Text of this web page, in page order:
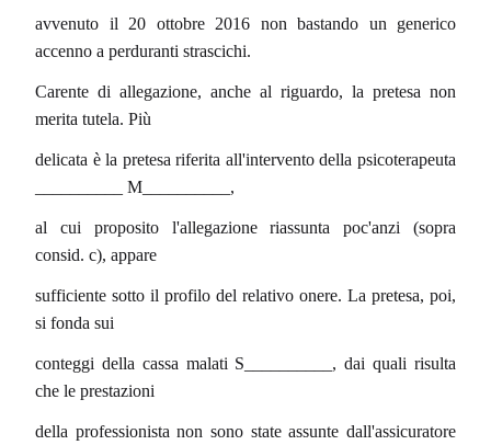
avvenuto il 20 ottobre 2016 non bastando un generico
accenno a perduranti strascichi.
Carente di allegazione, anche al riguardo, la pretesa non
merita tutela. Più
delicata è la pretesa riferita all'intervento della psicoterapeuta
__________ M__________,
al cui proposito l'allegazione riassunta poc'anzi (sopra
consid. c), appare
sufficiente sotto il profilo del relativo onere. La pretesa, poi,
si fonda sui
conteggi della cassa malati S__________, dai quali risulta
che le prestazioni
della professionista non sono state assunte dall'assicuratore